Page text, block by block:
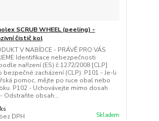
SCRUB WHEEL (peeling) -
čistič kol
V NABÍDCE - PRÁVĚ PRO VÁS
Identifikace nebezpečnosti
nařízení (ES) č.1272/2008 [CLP]
bezpečné zacházení (CLP): P101 - Je-li
pomoc, mějte po ruce obal nebo
P102 - Uchovávejte mimo dosah
Odstraňte obsah...
ks
bez DPH Skladem